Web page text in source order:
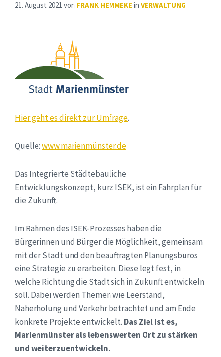
21. August 2021 von FRANK HEMMEKE in VERWALTUNG
Hier geht es direkt zur Umfrage.
Quelle:www.marienmünster.de
Das Integrierte Städtebauliche
Entwicklungskonzept, kurz ISEK, ist ein Fahrplan für
die Zukunft.
Im Rahmen des ISEK-Prozesses haben die
Bürgerinnen und Bürger die Möglichkeit, gemeinsam
mit der Stadt und den beauftragten Planungsbüros
eine Strategie zu erarbeiten. Diese legt fest, in
welche Richtung die Stadt sich in Zukunft entwickeln
soll. Dabei werden Themen wie Leerstand,
Naherholung und Verkehr betrachtet und am Ende
konkrete Projekte entwickelt. Das Ziel ist es,
Marienmünster als lebenswerten Ort zu stärken
und weiterzuentwickeln.